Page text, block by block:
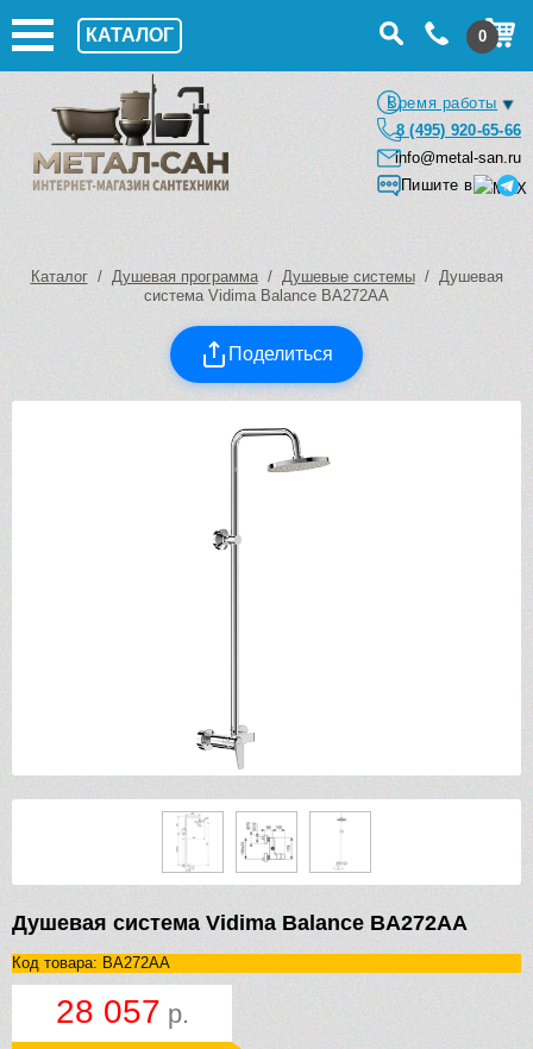
КАТАЛОГ 0
Время работы
8 (495) 920-65-66
info@metal-san.ru
Пишите в
Каталог/ Душевая программа/ Душевые системы/ Душевая
система Vidima Balance BA272AA
Поделиться
Душевая система Vidima Balance BA272AA
Код товара: BA272AA
28 057 р.